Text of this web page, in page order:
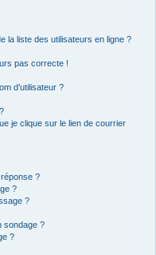
la liste des utilisateurs en ligne ?
pas correcte !
d’utilisateur ?
je clique sur le lien de courrier
?
?
?
sondage ?
?